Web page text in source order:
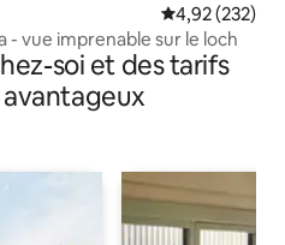
Évaluation
4,92 (232)
- vue imprenable sur le loch
soi et des tarifs